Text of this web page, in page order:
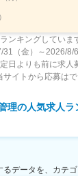
ンキングしていま
（金）～2026/8/6
日よりも前に求人
サイトから応募は
理の人気求人ラ
データを、カテゴ